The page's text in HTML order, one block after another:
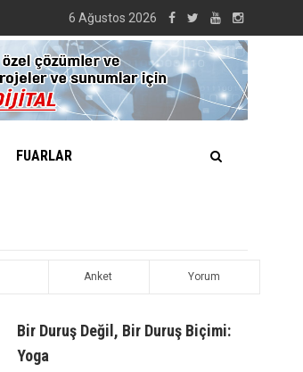
6 Ağustos 2026
FUARLAR
Anket Yorum
Bir Duruş Değil, Bir Duruş Biçimi:
Yoga